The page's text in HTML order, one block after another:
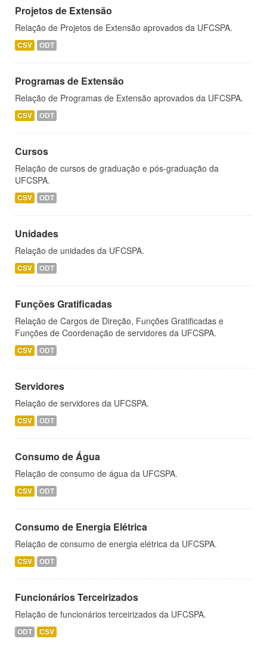
Projetos de Extensão
Relação de Projetos de Extensão aprovados da UFCSPA.
CSV ODT
Programas de Extensão
Relação de Programas de Extensão aprovados da UFCSPA.
CSV ODT
Cursos
Relação de cursos de graduação e pós-graduação da
UFCSPA.
CSV ODT
Unidades
Relação de unidades da UFCSPA.
CSV ODT
Funções Gratificadas
Relação de Cargos de Direção, Funções Gratificadas e
Funções de Coordenação de servidores da UFCSPA.
CSV ODT
Servidores
Relação de servidores da UFCSPA.
CSV ODT
Consumo de Água
Relação de consumo de água da UFCSPA.
CSV ODT
Consumo de Energia Elétrica
Relação de consumo de energia elétrica da UFCSPA.
CSV ODT
Funcionários Terceirizados
Relação de funcionários terceirizados da UFCSPA.
ODT CSV